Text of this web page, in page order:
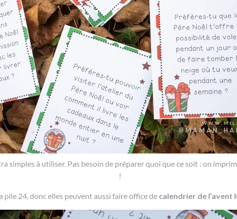
simples à utiliser. Pas besoin de préparer quoi que ce soit : on
!
pile 24, donc elles peuvent aussi faire office de calendrier de l’avent